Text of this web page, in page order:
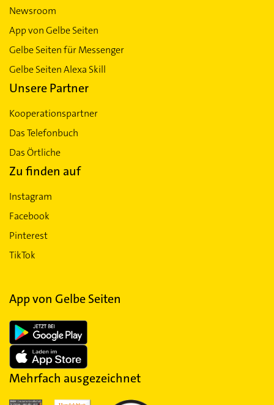
Newsroom
App von Gelbe Seiten
Gelbe Seiten für Messenger
Gelbe Seiten Alexa Skill
Unsere Partner
Kooperationspartner
Das Telefonbuch
Das Örtliche
Zu finden auf
Instagram
Facebook
Pinterest
TikTok
App von Gelbe Seiten
Mehrfach ausgezeichnet